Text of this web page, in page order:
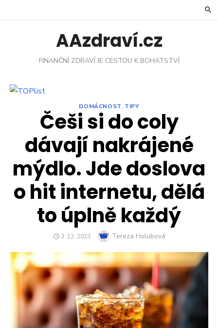
AAzdraví.cz
FINANČNÍ ZDRAVÍ JE CESTOU K BOHATSTVÍ
DOMÁCNOST, TIPY
Češi si do coly
dávají nakrájené
mýdlo. Jde doslova
o hit internetu, dělá
to úplně každý
POSTED
3. 12. 2023 Author
Tereza Holubová